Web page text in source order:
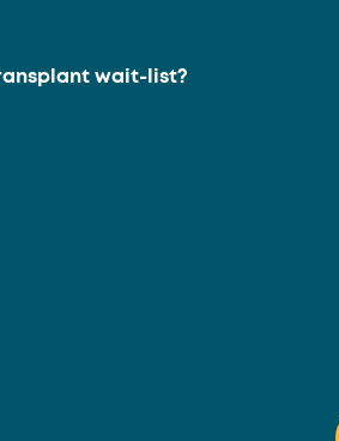
wait-list?